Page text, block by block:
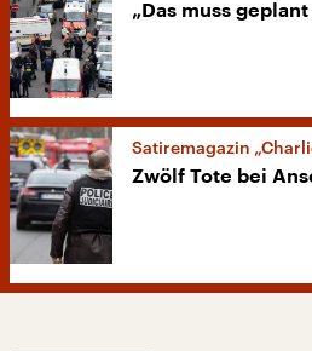
„Das muss
Satiremagazin
Zwölf Tote bei